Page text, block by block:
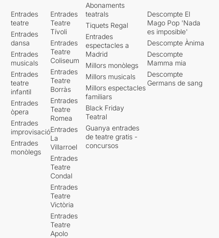
Entrades
teatre
Entrades
dansa
Entrades
musicals
Entrades
teatre
infantil
Entrades
òpera
Entrades
improvisació
Entrades
monòlegs
Entrades
Teatre
Tívoli
Entrades
Teatre
Coliseum
Entrades
Teatre
Borràs
Entrades
Teatre
Romea
Entrades
La
Villarroel
Entrades
Teatre
Condal
Entrades
Teatre
Victòria
Entrades
Teatre
Apolo
Abonaments
teatrals
Tiquets Regal
Entrades
espectacles a
Madrid
Millors monòlegs
Millors musicals
Millors espectacles
familiars
Black Friday
Teatral
Guanya entrades
de teatre gratis -
concursos
Descompte El
Mago Pop 'Nada
es imposible'
Descompte Ànima
Descompte
Mamma mia
Descompte
Germans de sang